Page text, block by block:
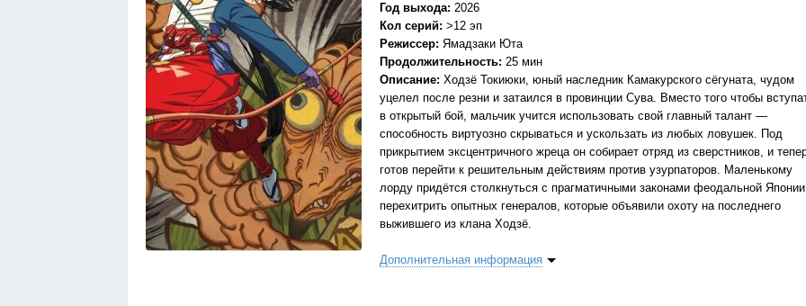
Год выхода: 2026
Кол серий: >12 эп
Режиссер: Ямадзаки Юта
Продолжительность: 25 мин
Описание: Ходзё Токиюки, юный наследник Камакурского сёгуната, чудом
уцелел после резни и затаился в провинции Сува. Вместо того чтобы
в открытый бой, мальчик учится использовать свой главный талант —
способность виртуозно скрываться и ускользать из любых ловушек. Под
прикрытием эксцентричного жреца он собирает отряд из сверстников, и
готов перейти к решительным действиям против узурпаторов. Маленькому
лорду придётся столкнуться с прагматичными законами феодальной
перехитрить опытных генералов, которые объявили охоту на последнего
выжившего из клана Ходзё.
Дополнительная информация